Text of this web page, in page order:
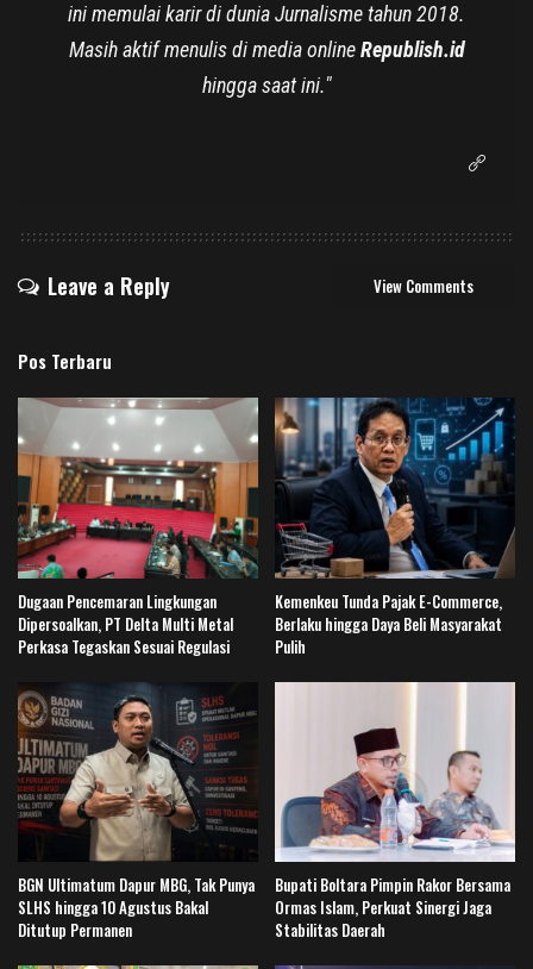
ini memulai karir di dunia Jurnalisme tahun 2018.
Masih aktif menulis di media onlineRepublish.id
hingga saat ini."
Leave a Reply View Comments
Pos Terbaru
Dugaan Pencemaran Lingkungan
Dipersoalkan, PT Delta Multi Metal
Perkasa Tegaskan Sesuai Regulasi
Kemenkeu Tunda Pajak E-Commerce,
Berlaku hingga Daya Beli Masyarakat
Pulih
BGN Ultimatum Dapur MBG, Tak Punya
SLHS hingga 10 Agustus Bakal
Ditutup Permanen
Bupati Boltara Pimpin Rakor Bersama
Ormas Islam, Perkuat Sinergi Jaga
Stabilitas Daerah